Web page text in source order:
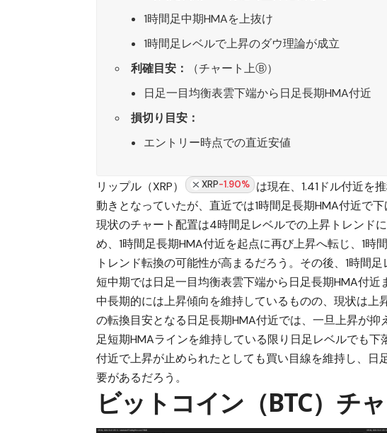
1時間足中期HMAを上抜け
1時間足レベルで上昇のダウ理論が成立
利確目安：
（チャート上Ⓑ）
日足一目均衡表雲下端から日足長期HMA付近
損切り目安：
エントリー時点での直近安値
リップル（XRP） XRP-1.90% は現在、1.41ドル付近を
動きとなっていたが、直近では1時間足長期HMA付近で
現状のチャート配置は4時間足レベルでの上昇トレンド
め、1時間足長期HMA付近を起点に再び上昇へ転じ、1
トレンド転換の可能性が高まるだろう。その後、1時間
短中期では日足一目均衡表雲下端から日足長期HMA付近
中長期的には上昇傾向を維持しているものの、現状は
の転換目安となる日足長期HMA付近では、一旦上昇が
足短期HMAラインを維持している限り日足レベルでも
付近で上昇が止められたとしても買い目線を維持し、
要があるだろう。
ビットコイン（BTC）チ